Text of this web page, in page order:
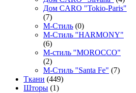
Дом CARO "Tokio-Paris"
(7)
М-Стиль (0)
М-Стиль "HARMONY"
(6)
М-стиль "MOROCCO"
(2)
М-Стиль "Santa Fe" (7)
Ткани (449)
Шторы (1)